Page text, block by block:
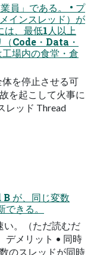
員」である。 • プ
インスレッド）が
は、最低1人以上
（Code・Data・
場内の食堂・倉
を停止させる可
を起こして火事に
レッド Thread
が、同じ変数
きる。
い。（ただ読むだ
デメリット • 同時
のスレッドが同時